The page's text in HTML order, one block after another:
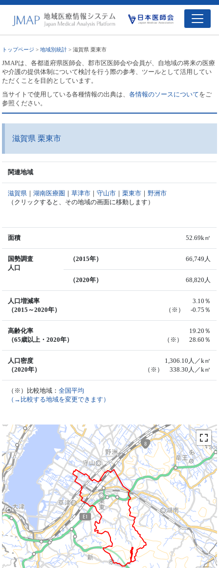
トップページ >地域別統計 > 滋賀県 栗東市
JMAPは、各都道府県医師会、郡市区医師会や会員が、自地域の将来の医療
や介護の提供体制について検討を行う際の参考、ツールとして活用してい
ただくことを目的としています。
当サイトで使用している各種情報の出典は、各情報のソースについてをご
参照ください。
滋賀県 栗東市
関連地域
滋賀県 ｜湖南医療圏 ｜草津市 ｜守山市 ｜栗東市 ｜ 野洲市
（クリックすると、その地域の画面に移動します）
面積 52.69k㎡
国勢調査
人口
（2015年） 66,749人
（2020年） 68,820人
人口増減率
（2015～2020年）
3.10％
（※） -0.75％
高齢化率
（65歳以上・2020年）
19.20％
（※） 28.60％
人口密度
（2020年）
1,306.10人／k㎡
（※） 338.30人／k㎡
（※）比較地域：全国平均
（→比較する地域を変更できます）